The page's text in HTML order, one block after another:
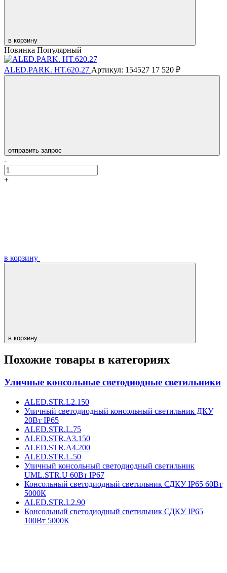
в корзину
Новинка Популярный
ALED.PARK. HT.620.27 Артикул: 154527 17 520 ₽
отправить запрос
-
+
в корзину
в корзину
Похожие товары в категориях
Уличные консольные светодиодные светильники
ALED.STR.L2.150
Уличный светодиодный консольный светильник ДКУ
20Вт IP65
ALED.STR.L.75
ALED.STR.A3.150
ALED.STR.A4.200
ALED.STR.L.50
Уличный консольный светодиодный светильник
UML.STR.U 60Вт IP67
Консольный светодиодный светильник СДКУ IP65 60Вт
5000К
ALED.STR.L2.90
Консольный светодиодный светильник СДКУ IP65
100Вт 5000К